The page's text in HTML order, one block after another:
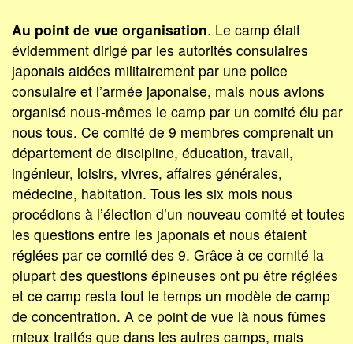
Au point de vue organisation. Le camp était
évidemment dirigé par les autorités consulaires
japonais aidées militairement par une police
consulaire et l’armée japonaise, mais nous avions
organisé nous-mêmes le camp par un comité élu par
nous tous. Ce comité de 9 membres comprenait un
département de discipline, éducation, travail,
ingénieur, loisirs, vivres, affaires générales,
médecine, habitation. Tous les six mois nous
procédions à l’élection d’un nouveau comité et toutes
les questions entre les japonais et nous étaient
réglées par ce comité des 9. Grâce à ce comité la
plupart des questions épineuses ont pu être réglées
et ce camp resta tout le temps un modèle de camp
de concentration. A ce point de vue là nous fûmes
mieux traités que dans les autres camps, mais